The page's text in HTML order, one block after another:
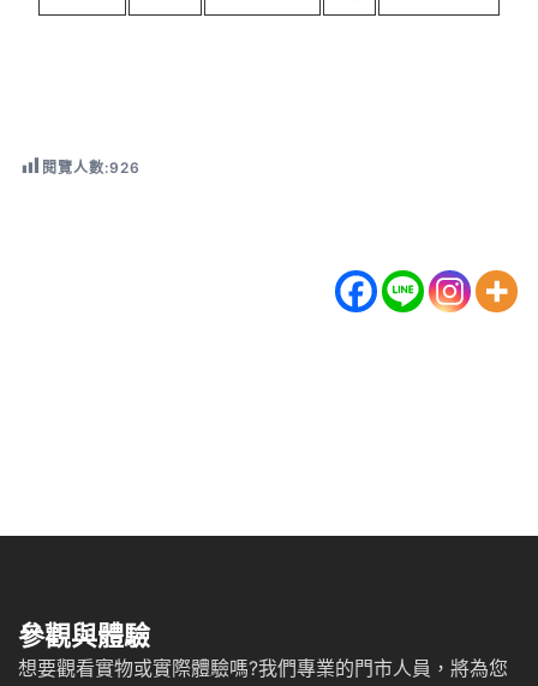
閱覽人數:926
參觀與體驗
想要觀看實物或實際體驗嗎?我們專業的門市人員，將為您